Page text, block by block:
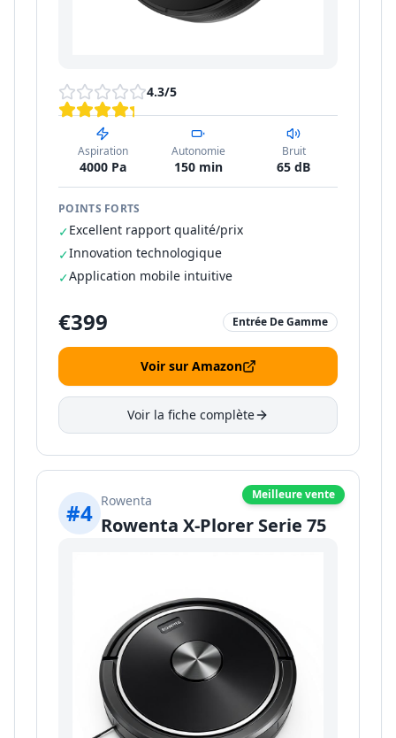
4.3/5
Aspiration
4000 Pa
Autonomie
150 min
Bruit
65 dB
POINTS FORTS
✓Excellent rapport qualité/prix
✓Innovation technologique
✓Application mobile intuitive
€399 Entrée De Gamme
Voir sur Amazon
Voir la fiche complète
Meilleure vente
#4 Rowenta
Rowenta X-Plorer Serie 75